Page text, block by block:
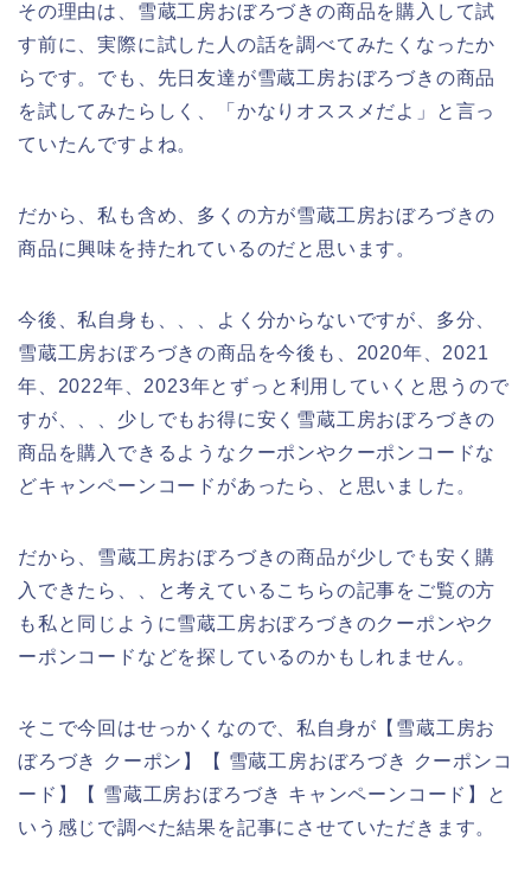
その理由は、雪蔵工房おぼろづきの商品を購入して試
す前に、実際に試した人の話を調べてみたくなったか
らです。でも、先日友達が雪蔵工房おぼろづきの商品
を試してみたらしく、「かなりオススメだよ」と言っ
ていたんですよね。
だから、私も含め、多くの方が雪蔵工房おぼろづきの
商品に興味を持たれているのだと思います。
今後、私自身も、、、よく分からないですが、多分、
雪蔵工房おぼろづきの商品を今後も、2020年、2021
年、2022年、2023年とずっと利用していくと思うので
すが、、、少しでもお得に安く雪蔵工房おぼろづきの
商品を購入できるようなクーポンやクーポンコードな
どキャンペーンコードがあったら、と思いました。
だから、雪蔵工房おぼろづきの商品が少しでも安く購
入できたら、、と考えているこちらの記事をご覧の方
も私と同じように雪蔵工房おぼろづきのクーポンやク
ーポンコードなどを探しているのかもしれません。
そこで今回はせっかくなので、私自身が【雪蔵工房お
ぼろづき クーポン】【 雪蔵工房おぼろづき クーポンコ
ード】【 雪蔵工房おぼろづき キャンペーンコード】と
いう感じで調べた結果を記事にさせていただきます。